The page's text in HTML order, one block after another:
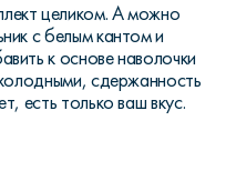
целиком. А можно
с белым кантом и
к основе наволочки
сдержанность
есть только ваш вкус.